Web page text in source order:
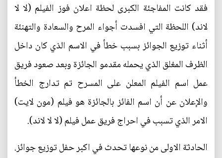
فقد كانت المفاجئة الكبرى لحظة اعلان فوز الفيلم (لا لا
لاند) اللحظة التي افسدت أجواء المرح والسعادة والتهنئة
أثناء توزيع الجوائز بسبب خطأ في الاسم الذي كان داخل
الظرف المغلق الذي يحمله مقدمو الجائزة وبعد صعود فريق
عمل اسم الفيلم المعلن على المسرح تم تدارج الخطأ
والإعلان عن أن اسم الفائز بالجائزة هو فيلم (مون لايت)
الامر الذي تسبب في احراج فريق عمل فيلم (لا لا لاند).
الحادثة الاولى من نوعها تحدث في اكبر حفل توزيع جوائز.